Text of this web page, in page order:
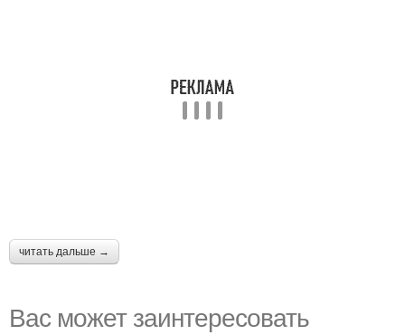
читать дальше →
Вас может заинтересовать